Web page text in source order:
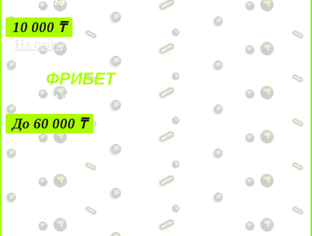
10 000 ₸
На сайт
ФРИБЕТ
ЗА ДЕПОЗИТЫ
До 60 000 ₸